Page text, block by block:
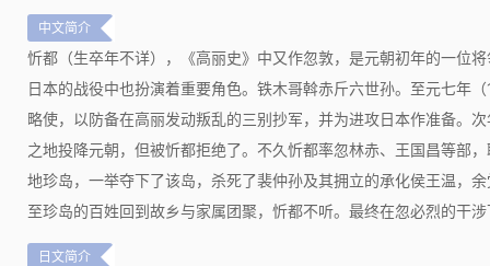
中文简介
忻都（生卒年不详），《高丽史》中又作忽敦，是元朝初年的一位
日本的战役中也扮演着重要角色。铁木哥斡赤斤六世孙。至元七年
略使，以防备在高丽发动叛乱的三别抄军，并为进攻日本作准备。
之地投降元朝，但被忻都拒绝了。不久忻都率忽林赤、王国昌等部
地珍岛，一举夺下了该岛，杀死了裴仲孙及其拥立的承化侯王温，
至珍岛的百姓回到故乡与家属团聚，忻都不听。最终在忽必烈的干
日文简介